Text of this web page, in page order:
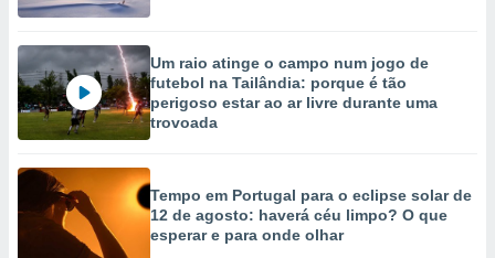
Um raio atinge o campo num jogo de
futebol na Tailândia: porque é tão
perigoso estar ao ar livre durante uma
trovoada
Tempo em Portugal para o eclipse solar de
12 de agosto: haverá céu limpo? O que
esperar e para onde olhar